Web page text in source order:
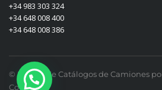
+34 983 303 324
+34 648 008 400
+34 648 008 386
© Diseño de Catálogos de Camiones
Cookies